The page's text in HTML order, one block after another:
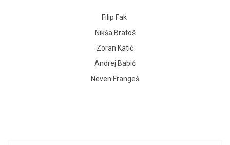
Filip Fak
Nikša Bratoš
Zoran Katić
Andrej Babić
Neven Frangeš